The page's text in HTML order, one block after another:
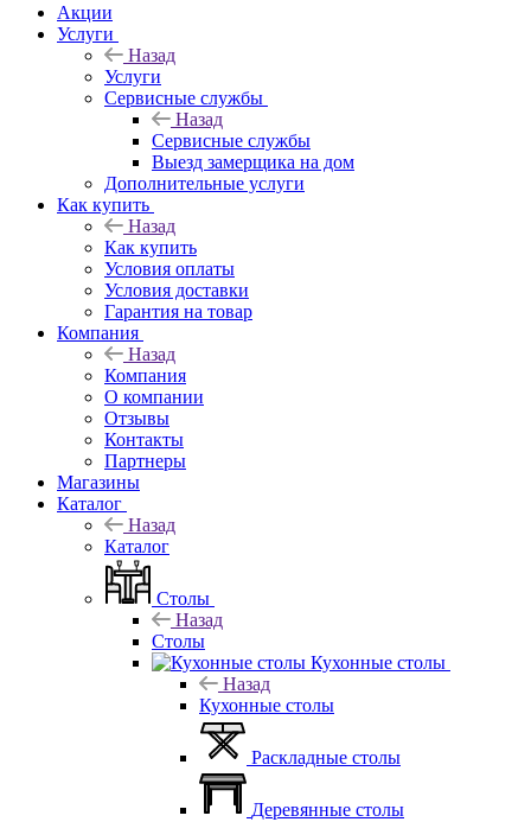
Акции
Услуги
Назад
Услуги
Сервисные службы
Назад
Сервисные службы
Выезд замерщика на дом
Дополнительные услуги
Как купить
Назад
Как купить
Условия оплаты
Условия доставки
Гарантия на товар
Компания
Назад
Компания
О компании
Отзывы
Контакты
Партнеры
Магазины
Каталог
Назад
Каталог
Столы
Назад
Столы
Кухонные столы
Назад
Кухонные столы
Раскладные столы
Деревянные столы